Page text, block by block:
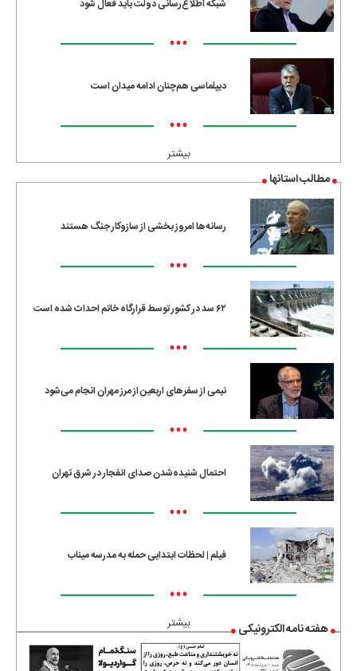
شبکه اطلاع‌رسانی دولت باید فعال شود
•••
دیپلماسی هم‌چنان ادامه میدان است
•••
بیشتر
مطالب استانها
رسانه‌ها امروز بخشی از سازوکار جنگ هستند
•••
۶۲ سد در کشور توسط قرارگاه خاتم احداث شده است
•••
نیمی از سفرهای اربعین از مرز مهران انجام می‌شود
•••
احتمال شنیده‌شدن صدای انفجار در شرق تهران
•••
فیلم | لحظات ابتدایی حمله به مدرسه میناب
•••
بیشتر هفته نامه الکترونیکی